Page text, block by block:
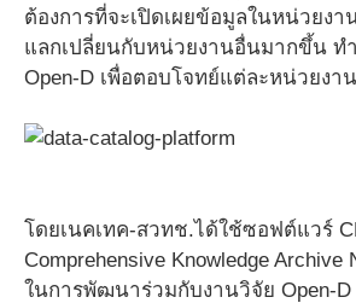
ต้องการที่จะเปิดเผยข้อมูลในหน่วยงา
แลกเปลี่ยนกับหน่วยงานอื่นมากขึ้น ท
Open-D เพื่อตอบโจทย์แต่ละหน่วยงาน
โดยเนคเทค-สวทช.ได้ใช้ซอฟต์แวร์
Comprehensive Knowledge Archive
ในการพัฒนาร่วมกับงานวิจัย Open-D